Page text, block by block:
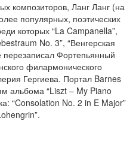
композиторов, Ланг Ланг (на
популярных, поэтических
которых “La Campanella”,
No. 3”, “Венгерская
перезаписал Фортепьянный
филармонического
Гергиева. Портал Barnes
альбома “Liszt – My Piano
“Consolation No. 2 in E Major”